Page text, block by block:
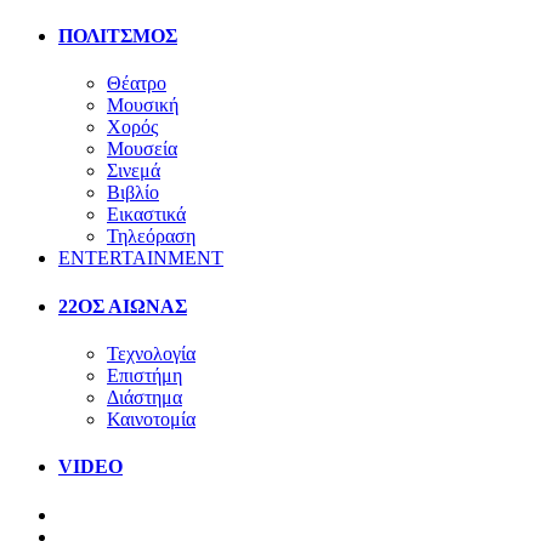
ΠΟΛΙΤΣΜΟΣ
Θέατρο
Μουσική
Χορός
Μουσεία
Σινεμά
Βιβλίο
Εικαστικά
Τηλεόραση
ENTERTAINMENT
22ΟΣ ΑΙΩΝΑΣ
Τεχνολογία
Επιστήμη
Διάστημα
Καινοτομία
VIDEO